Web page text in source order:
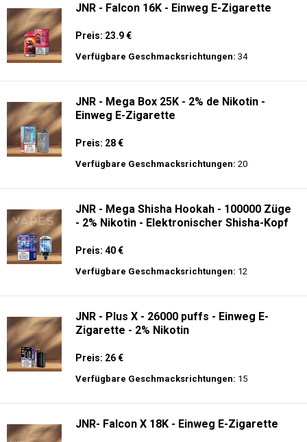
JNR - Falcon 16K - Einweg E-Zigarette
Preis: 23.9 €
Verfügbare Geschmacksrichtungen: 34
JNR - Mega Box 25K - 2% de Nikotin -
Einweg E-Zigarette
Preis: 28 €
Verfügbare Geschmacksrichtungen: 20
JNR - Mega Shisha Hookah - 100000 Züge
- 2% Nikotin - Elektronischer Shisha-Kopf
Preis: 40 €
Verfügbare Geschmacksrichtungen: 12
JNR - Plus X - 26000 puffs - Einweg E-
Zigarette - 2% Nikotin
Preis: 26 €
Verfügbare Geschmacksrichtungen: 15
JNR- Falcon X 18K - Einweg E-Zigarette